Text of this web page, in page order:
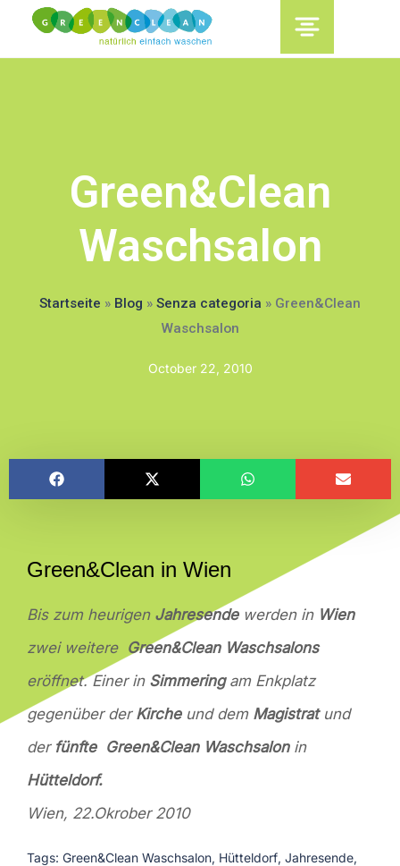
content
Green&Clean
Waschsalon
Startseite » Blog » Senza categoria » Green&Clean
Waschsalon
October 22, 2010
Green&Clean in Wien
Bis zum heurigen Jahresendewerden in Wien
zwei weitere Green&Clean Waschsalons
eröffnet. Einer in Simmeringam Enkplatz
gegenüber der Kircheund dem Magistratund
der fünfte Green&Clean Waschsalonin
Hütteldorf.
Wien, 22.Okrober 2010
Tags: Green&Clean Waschsalon, Hütteldorf, Jahresende,